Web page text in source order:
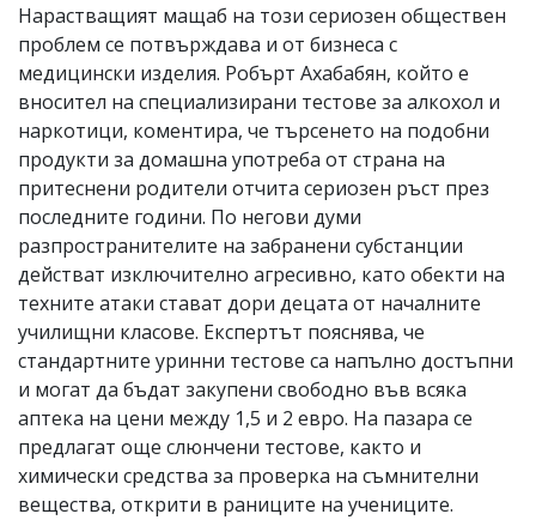
Нарастващият мащаб на този сериозен обществен
проблем се потвърждава и от бизнеса с
медицински изделия. Робърт Ахабабян, който е
вносител на специализирани тестове за алкохол и
наркотици, коментира, че търсенето на подобни
продукти за домашна употреба от страна на
притеснени родители отчита сериозен ръст през
последните години. По негови думи
разпространителите на забранени субстанции
действат изключително агресивно, като обекти на
техните атаки стават дори децата от началните
училищни класове. Експертът пояснява, че
стандартните уринни тестове са напълно достъпни
и могат да бъдат закупени свободно във всяка
аптека на цени между 1,5 и 2 евро. На пазара се
предлагат още слюнчени тестове, както и
химически средства за проверка на съмнителни
вещества, открити в раниците на учениците.